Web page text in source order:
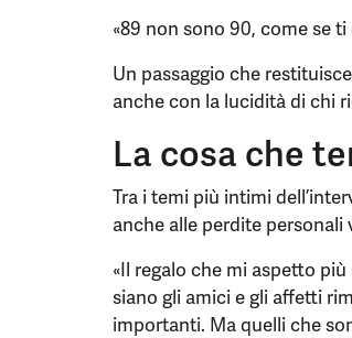
«89 non sono 90, come se
Un passaggio che
anche con la lucidità di chi
La cosa che
Tra i temi più intimi
anche alle perdite personali
«Il regalo che mi aspetto
siano gli amici e gli affetti
importanti. Ma quelli che